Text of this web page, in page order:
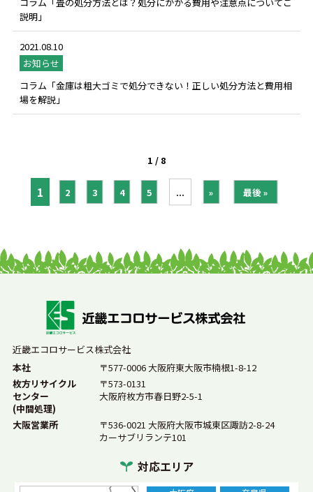
説明」
2021.08.10
お知らせ
コラム「金庫は粗大ゴミで処分できない！正しい処分方法と費用相
場を解説」
1 / 8
1 2 3 4 5 ... » 最後 »
近畿エコロサービス株式会社
本社
〒577-0006 大阪府東大阪市楠根1-8-12
枚方リサイクル
センター
(中間処理)
〒573-0131
大阪府枚方市春日野2-5-1
大阪営業所
〒536-0021 大阪府大阪市城東区諏訪2-8-24
カーサブリランテ101
対応エリア